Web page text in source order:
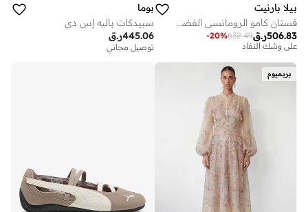
بيلا بارنيت
فستان كامو الرومانسي الفضفاض بدون أكمام من التول الزهري ماكسي
ر.ق506.83
632.49
-20%
توصيل مجاني
على وشك النفاد
توصيل مجاني
بوما
سبيدكات باليه إس دي
ر.ق445.06
توصيل مجاني
بريميوم